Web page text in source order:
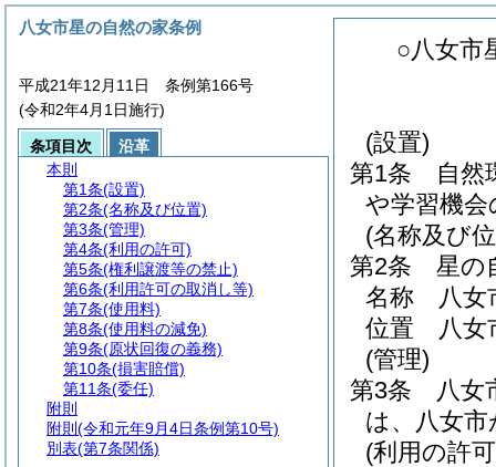
○八女市
(設置)
第1条
自然
や学習機
(名称及び
第2条
星の
名称 八女
位置 八女
(管理)
第3条
八女
は、八女
(利用の許
八女市星の自然の家条例
平成21年12月11日 条例第166号
(令和2年4月1日施行)
条項目次
沿革
本則
第1条(設置)
第2条(名称及び位置)
第3条(管理)
第4条(利用の許可)
第5条(権利譲渡等の禁止)
第6条(利用許可の取消し等)
第7条(使用料)
第8条(使用料の減免)
第9条(原状回復の義務)
第10条(損害賠償)
第11条(委任)
附則
附則 (令和元年9月4日条例第10号)
別表(第7条関係)